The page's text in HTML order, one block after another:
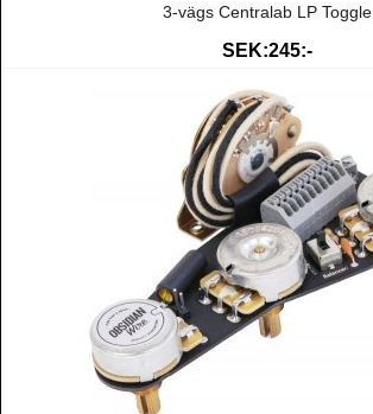
3-vägs Centralab LP Toggle
SEK:245:-